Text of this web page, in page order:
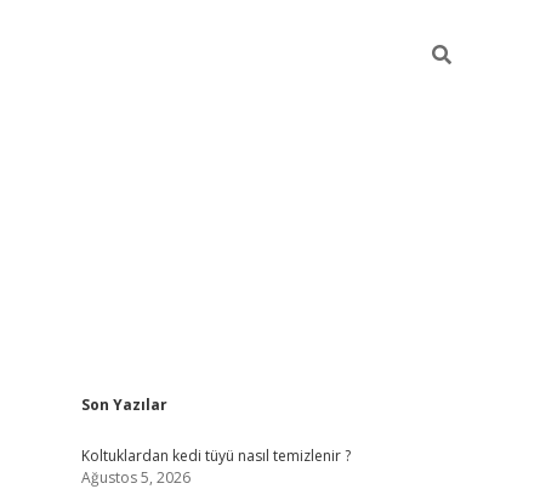
Sidebar
Son Yazılar
Koltuklardan kedi tüyü nasıl temizlenir ?
Ağustos 5, 2026